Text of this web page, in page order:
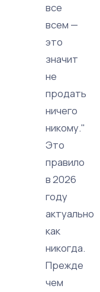
все
всем —
это
значит
не
продать
ничего
никому."
Это
правило
в 2026
году
актуально
как
никогда.
Прежде
чем